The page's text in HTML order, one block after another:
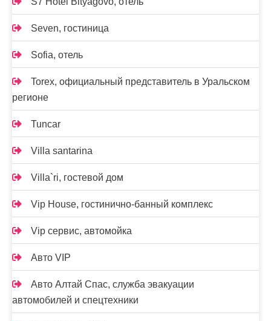
Seven, гостиница
Sofia, отель
Torex, официальный представитель в Уральском
регионе
Tuncar
Villa santarina
Villa`ri, гостевой дом
Vip House, гостинично-банный комплекс
Vip сервис, автомойка
Авто VIP
Авто Алтай Спас, служба эвакуации
автомобилей и спецтехники